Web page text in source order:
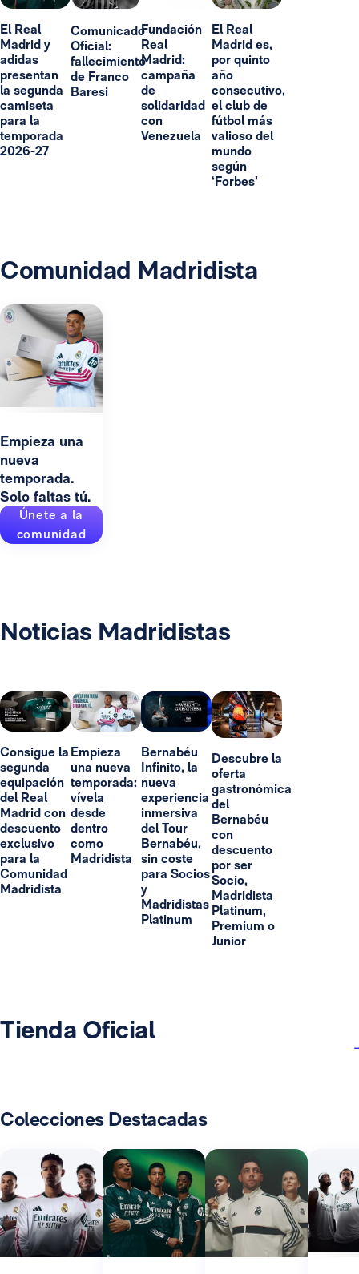
El Real
Madrid y
adidas
presentan
la segunda
camiseta
para la
temporada
2026-27
Comunicado
Oficial:
fallecimiento
de Franco
Baresi
Fundación
Real
Madrid:
campaña
de
solidaridad
con
Venezuela
El Real
Madrid es,
por quinto
año
consecutivo,
el club de
fútbol más
valioso del
mundo
según
‘Forbes’
Comunidad Madridista
Empieza una
nueva
temporada.
Solo faltas tú.
Únete a la
comunidad
Noticias Madridistas
Consigue la
segunda
equipación
del Real
Madrid con
descuento
exclusivo
para la
Comunidad
Madridista
Empieza
una nueva
temporada:
vívela
desde
dentro
como
Madridista
Bernabéu
Infinito, la
nueva
experiencia
inmersiva
del Tour
Bernabéu,
sin coste
para Socios
y
Madridistas
Platinum
Descubre la
oferta
gastronómica
del
Bernabéu
con
descuento
por ser
Socio,
Madridista
Platinum,
Premium o
Junior
Tienda Oficial
Colecciones Destacadas